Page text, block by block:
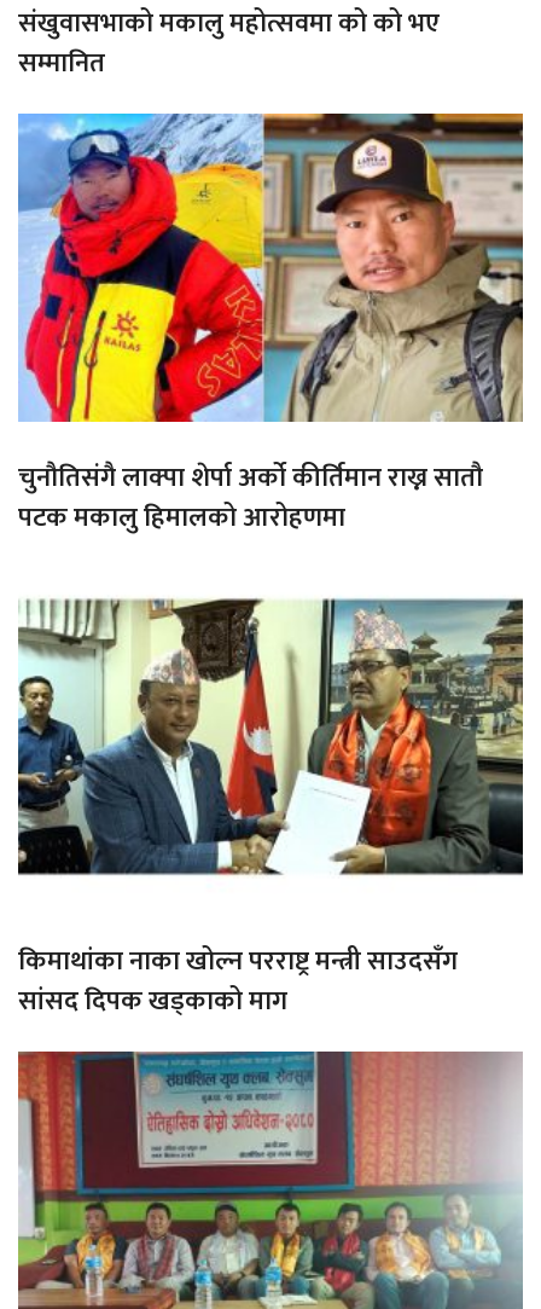
संखुवासभाको मकालु महोत्सवमा को को भए
सम्मानित
चुनौतिसंगै लाक्पा शेर्पा अर्को कीर्तिमान राख्न सातौ
पटक मकालु हिमालको आरोहणमा
किमाथांका नाका खोल्न परराष्ट्र मन्त्री साउदसँग
सांसद दिपक खड्काको माग